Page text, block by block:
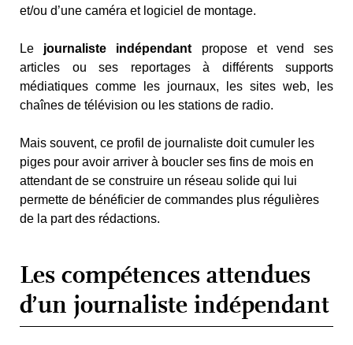
et/ou d’une caméra et logiciel de montage.
Le journaliste indépendant propose et vend ses
articles ou ses reportages à différents supports
médiatiques comme les journaux, les sites web, les
chaînes de télévision ou les stations de radio.
Mais souvent, ce profil de journaliste doit cumuler les
piges pour avoir arriver à boucler ses fins de mois en
attendant de se construire un réseau solide qui lui
permette de bénéficier de commandes plus régulières
de la part des rédactions.
Les compétences attendues
d’un journaliste indépendant